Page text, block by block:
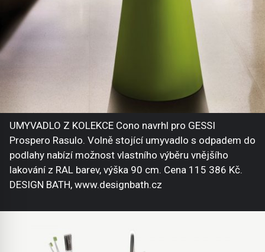
UMYVADLO Z KOLEKCE Cono navrhl pro GESSI
Prospero Rasulo. Volně stojící umyvadlo s odpadem do
podlahy nabízí možnost vlastního výběru vnějšího
lakování z RAL barev, výška 90 cm. Cena 115 386 Kč.
DESIGN BATH, www.designbath.cz